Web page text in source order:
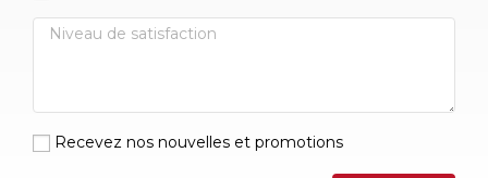
Recevez nos nouvelles et promotions